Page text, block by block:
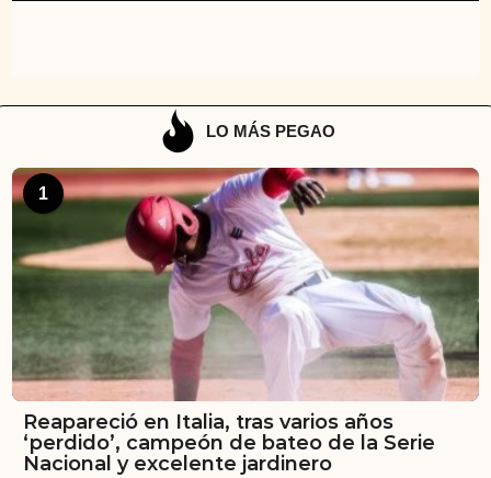
LO MÁS PEGAO
1
Reapareció en Italia, tras varios años
‘perdido’, campeón de bateo de la Serie
Nacional y excelente jardinero